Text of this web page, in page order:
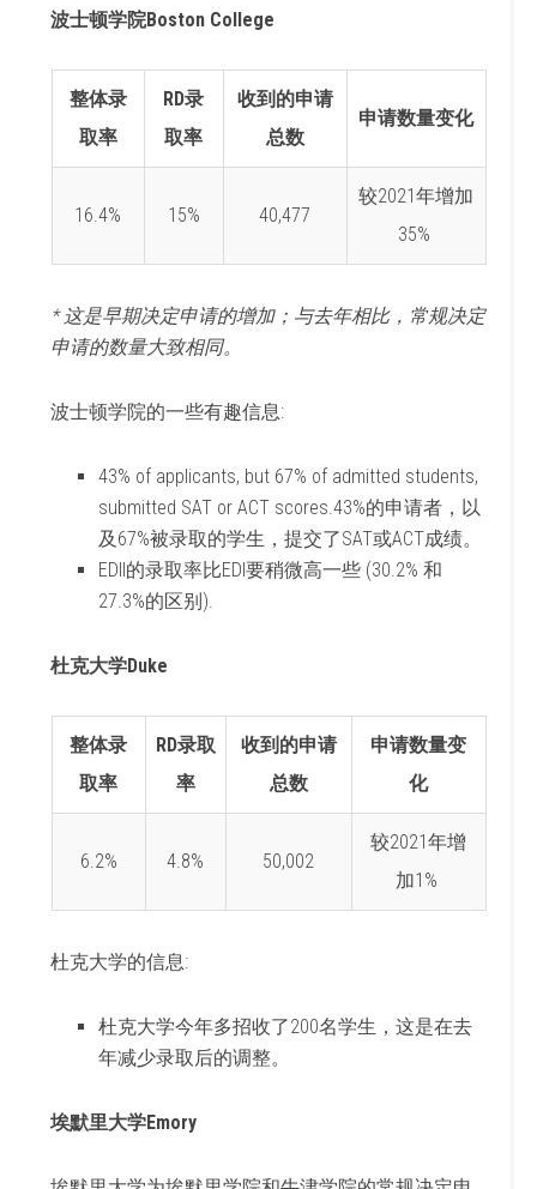
波士顿学院Boston College
整体录
取率
RD录
取率
收到的申请
总数
申请数量变化
16.4% 15% 40,477
较2021年增加
35%
* 这是早期决定申请的增加；与去年相比，常规决定
申请的数量大致相同。
波士顿学院的一些有趣信息:
43% of applicants, but 67% of admitted students,
submitted SAT or ACT scores.43%的申请者，以
及67%被录取的学生，提交了SAT或ACT成绩。
EDII的录取率比EDI要稍微高一些 (30.2% 和
27.3%的区别).
杜克大学Duke
整体录
取率
RD录取
率
收到的申请
总数
申请数量变
化
6.2% 4.8% 50,002
较2021年增
加1%
杜克大学的信息:
杜克大学今年多招收了200名学生，这是在去
年减少录取后的调整。
埃默里大学Emory